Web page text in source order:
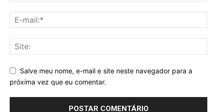
Salve meu nome, e-mail e site neste navegador para a
próxima vez que eu comentar.